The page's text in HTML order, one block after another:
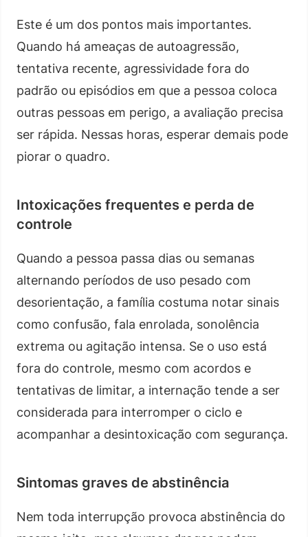
Este é um dos pontos mais importantes.
Quando há ameaças de autoagressão,
tentativa recente, agressividade fora do
padrão ou episódios em que a pessoa coloca
outras pessoas em perigo, a avaliação precisa
ser rápida. Nessas horas, esperar demais pode
piorar o quadro.
Intoxicações frequentes e perda de
controle
Quando a pessoa passa dias ou semanas
alternando períodos de uso pesado com
desorientação, a família costuma notar sinais
como confusão, fala enrolada, sonolência
extrema ou agitação intensa. Se o uso está
fora do controle, mesmo com acordos e
tentativas de limitar, a internação tende a ser
considerada para interromper o ciclo e
acompanhar a desintoxicação com segurança.
Sintomas graves de abstinência
Nem toda interrupção provoca abstinência do